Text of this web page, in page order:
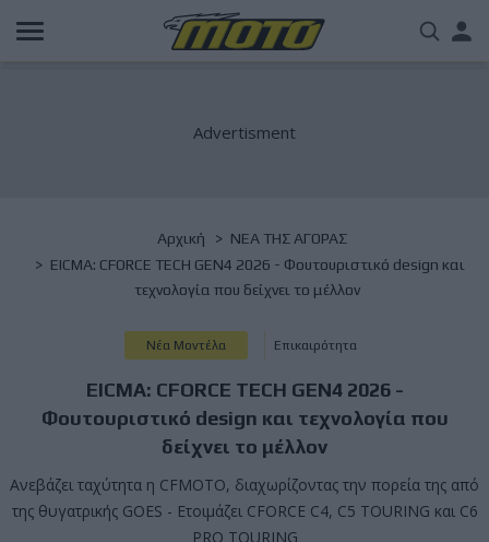
Παράκαμψη
προς
Breadcrumb
Αρχική
NΕΑ ΤΗΣ ΑΓΟΡΑΣ
EICMA: CFORCE TECH GEN4 2026 - Φουτουριστικό design και
τεχνολογία που δείχνει το μέλλον
Νέα Μοντέλα Επικαιρότητα
EICMA: CFORCE TECH GEN4 2026 -
Φουτουριστικό design και τεχνολογία που
δείχνει το μέλλον
Ανεβάζει ταχύτητα η CFMOTO, διαχωρίζοντας την πορεία της από
της θυγατρικής GOES - Ετοιμάζει CFORCE C4, C5 TOURING και C6
PRO TOURING